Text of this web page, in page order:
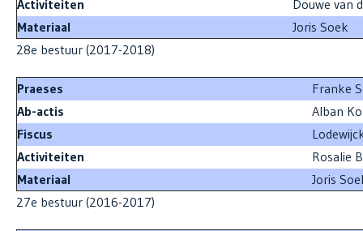
Activiteiten
Douwe van
Materiaal
Joris Soek
28e bestuur (2017-2018)
Praeses
Ab-actis
Alban
Fiscus
Activiteiten
Rosalie
Materiaal
Joris
27e bestuur (2016-2017)